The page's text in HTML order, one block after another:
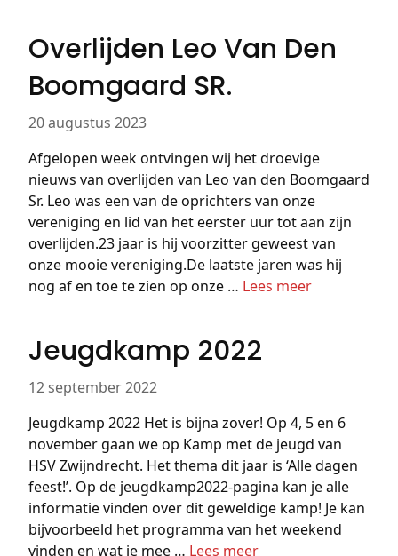
Overlijden Leo Van Den
Boomgaard SR.
20 augustus 2023
Afgelopen week ontvingen wij het droevige
nieuws van overlijden van Leo van den Boomgaard
Sr. Leo was een van de oprichters van onze
vereniging en lid van het eerster uur tot aan zijn
overlijden.23 jaar is hij voorzitter geweest van
onze mooie vereniging.De laatste jaren was hij
nog af en toe te zien op onze … Lees meer
Jeugdkamp 2022
12 september 2022
Jeugdkamp 2022 Het is bijna zover! Op 4, 5 en 6
november gaan we op Kamp met de jeugd van
HSV Zwijndrecht. Het thema dit jaar is ‘Alle dagen
feest!’. Op de jeugdkamp2022-pagina kan je alle
informatie vinden over dit geweldige kamp! Je kan
bijvoorbeeld het programma van het weekend
vinden en wat je mee … Lees meer